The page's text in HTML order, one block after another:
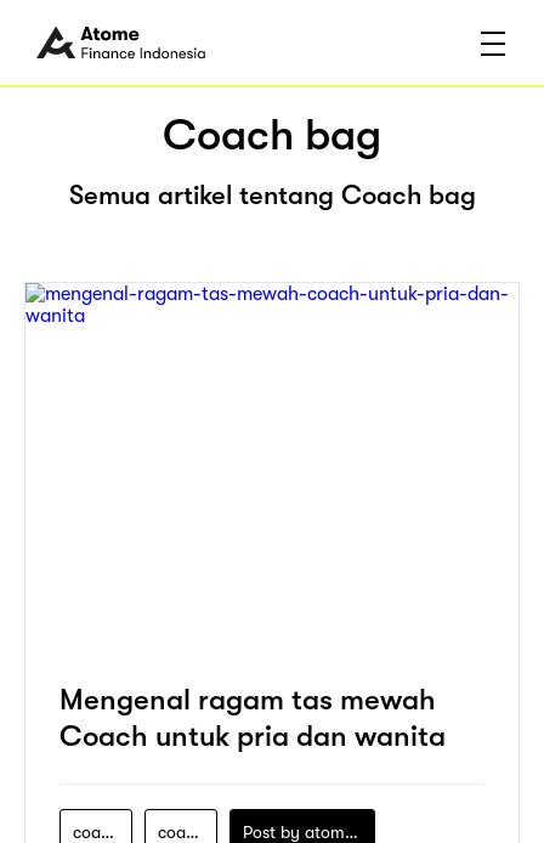
Coach bag
Semua artikel tentang Coach bag
Mengenal ragam tas mewah
Coach untuk pria dan wanita
coach-bag coach-indonesia Post by atomeind